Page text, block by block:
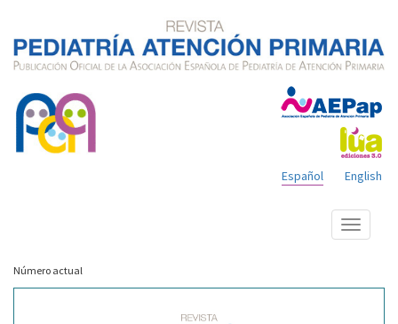
English
Español
Mostrar
menú
Número actual